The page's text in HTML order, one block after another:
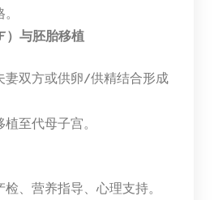
）与胚胎移植
妻双方或供卵/供精结合形成
植至代母子宫。
检、营养指导、心理支持。